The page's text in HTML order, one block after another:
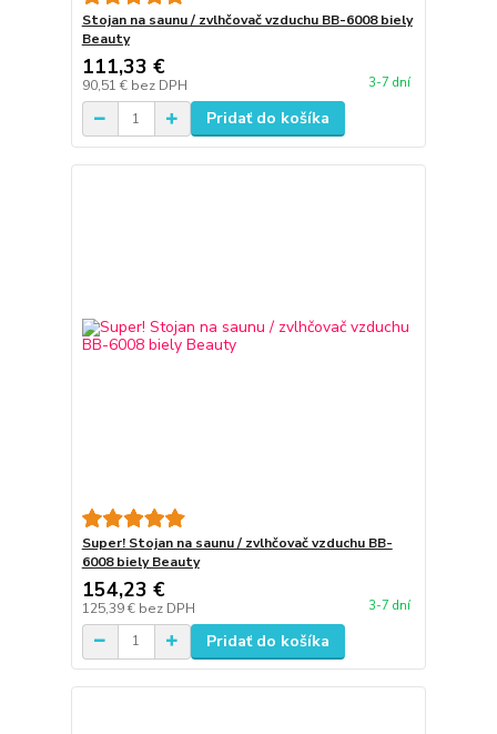
Stojan na saunu / zvlhčovač vzduchu BB-6008 biely
Beauty
111,33 €
90,51 € bez DPH 3-7 dní
Pridať do košíka
Super! Stojan na saunu / zvlhčovač vzduchu BB-
6008 biely Beauty
154,23 €
125,39 € bez DPH 3-7 dní
Pridať do košíka